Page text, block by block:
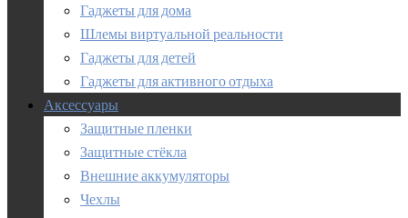
Гаджеты для дома
Шлемы виртуальной реальности
Гаджеты для детей
Гаджеты для активного отдыха
Аксессуары
Защитные пленки
Защитные стёкла
Внешние аккумуляторы
Чехлы